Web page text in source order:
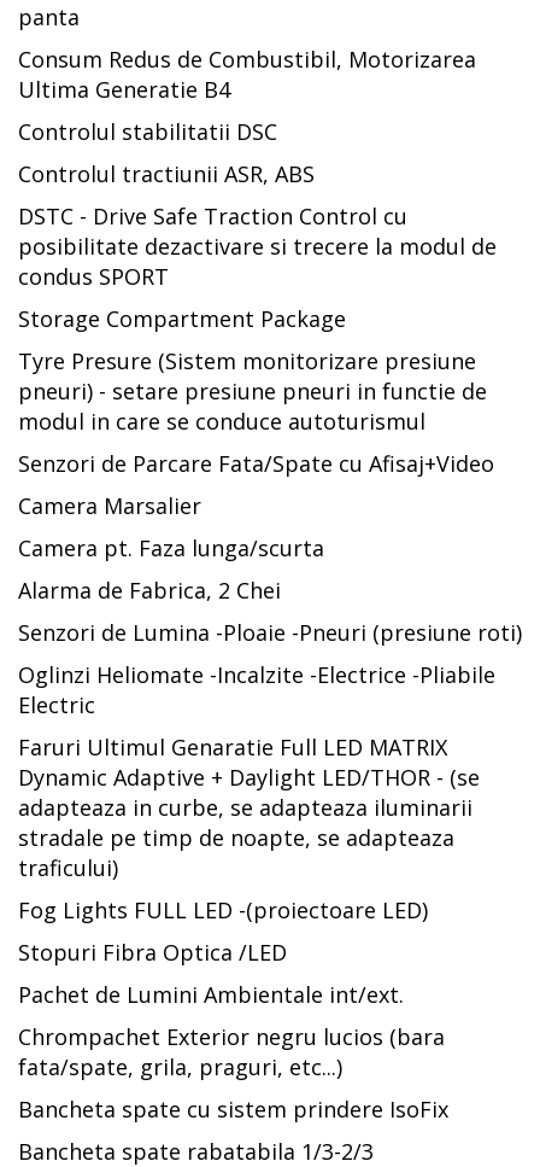
panta
Consum Redus de Combustibil, Motorizarea
Ultima Generatie B4
Controlul stabilitatii DSC
Controlul tractiunii ASR, ABS
DSTC - Drive Safe Traction Control cu
posibilitate dezactivare si trecere la modul de
condus SPORT
Storage Compartment Package
Tyre Presure (Sistem monitorizare presiune
pneuri) - setare presiune pneuri in functie de
modul in care se conduce autoturismul
Senzori de Parcare Fata/Spate cu Afisaj+Video
Camera Marsalier
Camera pt. Faza lunga/scurta
Alarma de Fabrica, 2 Chei
Senzori de Lumina -Ploaie -Pneuri (presiune roti)
Oglinzi Heliomate -Incalzite -Electrice -Pliabile
Electric
Faruri Ultimul Genaratie Full LED MATRIX
Dynamic Adaptive + Daylight LED/THOR - (se
adapteaza in curbe, se adapteaza iluminarii
stradale pe timp de noapte, se adapteaza
traficului)
Fog Lights FULL LED -(proiectoare LED)
Stopuri Fibra Optica /LED
Pachet de Lumini Ambientale int/ext.
Chrompachet Exterior negru lucios (bara
fata/spate, grila, praguri, etc...)
Bancheta spate cu sistem prindere IsoFix
Bancheta spate rabatabila 1/3-2/3